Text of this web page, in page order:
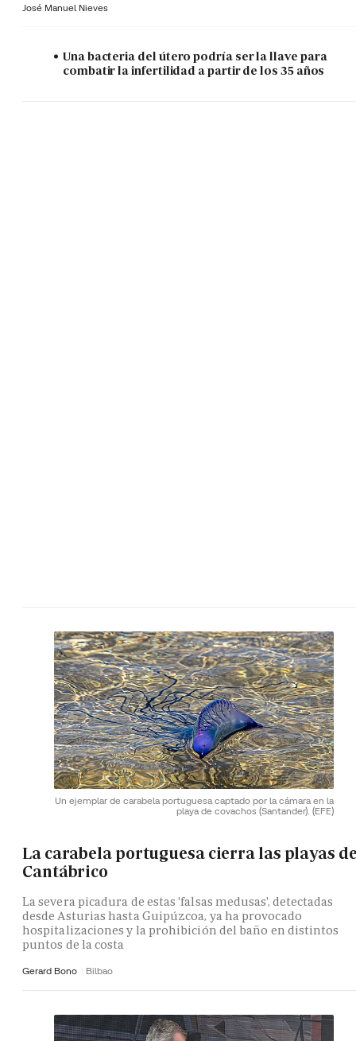
José Manuel Nieves
Una bacteria del útero podría ser la llave para
combatir la infertilidad a partir de los 35 años
Un ejemplar de carabela portuguesa captado por la cámara en la
playa de covachos (Santander). (EFE)
La carabela portuguesa cierra las playas
Cantábrico
La severa picadura de estas 'falsas medusas', detectadas
desde Asturias hasta Guipúzcoa, ya ha provocado
hospitalizaciones y la prohibición del baño en distintos
puntos de la costa
Gerard Bono Bilbao